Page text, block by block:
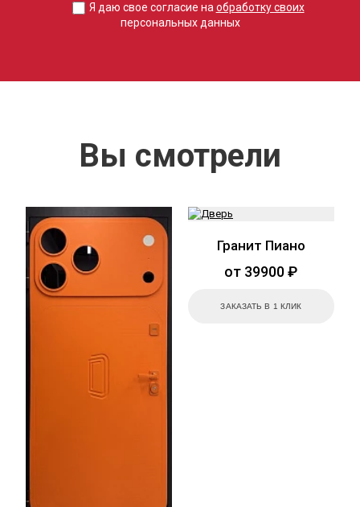
Я даю свое согласие на обработку своих
персональных данных
Вы смотрели
Гранит Пиано
от 39900 ₽
ЗАКАЗАТЬ В 1 КЛИК